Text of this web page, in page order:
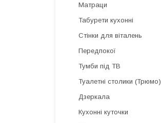
Матраци
Табурети кухонні
Стінки для віталень
Передпокої
Тумби під ТВ
Туалетні столики (Трюмо)
Дзеркала
Кухонні куточки